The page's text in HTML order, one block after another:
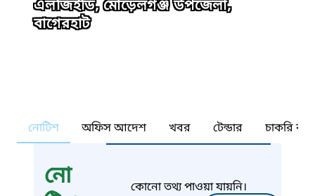
এলজিইডি, মোড়েলগঞ্জ উপজেলা,
বাগেরহাট
নোটিশ অফিস আদেশ খবর টেন্ডার চাকরি
নো
কোনো তথ্য পাওয়া যায়নি।